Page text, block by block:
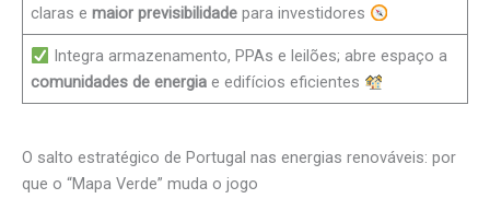
claras emaior previsibilidade para investidores
Integra armazenamento, PPAs e leilões; abre espaço a
comunidades de energia e edifícios eficientes
O salto estratégico de Portugal nas energias renováveis: por
que o “Mapa Verde” muda o jogo